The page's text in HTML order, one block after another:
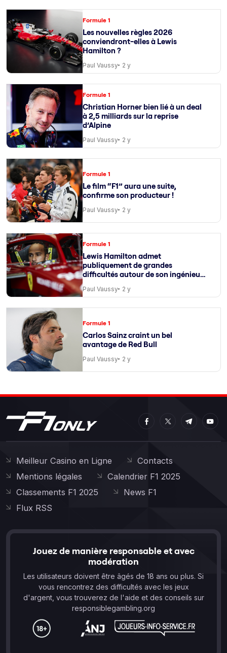
Formule 1
Les nouvelles règles 2026
conviendront-elles à Lewis
Hamilton ?
Paul Vaussy 2 y
Formule 1
Christian Horner bien lié à un deal
à 2,5 milliards sur la reprise
d’Alpine
Paul Vaussy 2 y
Formule 1
Le film “F1” aura une suite,
confirme son producteur !
Paul Vaussy 2 y
Formule 1
Lewis Hamilton admet
publiquement de grandes
difficultés autour de son ingénieur
Paul Vaussy 2 y
Formule 1
Carlos Sainz craint un bel
avantage de Red Bull
Paul Vaussy 2 y
Meilleur Casino en Ligne
Contacts
Mentions légales
Calendrier F1 2025
Classements F1 2025
News F1
Flux RSS
Jouez de manière responsable et avec
modération
Les utilisateurs doivent être âgés de 18 ans ou plus. Si
vous rencontrez des difficultés avec les jeux
d'argent, vous trouverez de l'aide et des conseils sur
responsiblegambling.org